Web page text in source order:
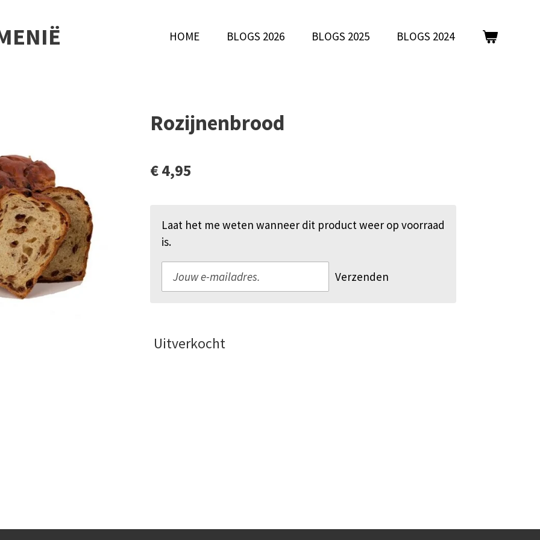
HOME BLOGS 2026 BLOGS 2025 BLOGS 2024
Rozijnenbrood
€ 4,95
Laat het me weten wanneer dit product weer op voorraad
is.
Verzenden
Uitverkocht